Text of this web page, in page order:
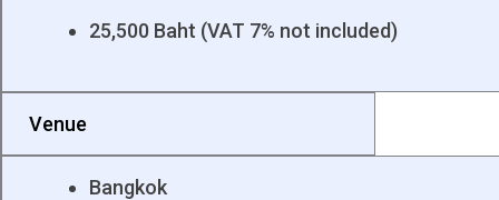
25,500 Baht (VAT 7% not included)
Venue
Bangkok